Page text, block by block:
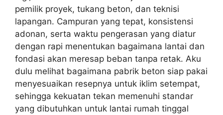
pemilik proyek, tukang beton, dan teknisi
lapangan. Campuran yang tepat, konsistensi
adonan, serta waktu pengerasan yang diatur
dengan rapi menentukan bagaimana lantai dan
fondasi akan meresap beban tanpa retak. Aku
dulu melihat bagaimana pabrik beton siap pakai
menyesuaikan resepnya untuk iklim setempat,
sehingga kekuatan tekan memenuhi standar
yang dibutuhkan untuk lantai rumah tinggal